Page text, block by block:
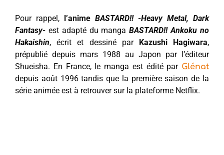
Pour rappel, l’anime BASTARD!! -Heavy Metal, Dark
Fantasy- est adapté du mangaBASTARD!! Ankoku no
Hakaishin, écrit et dessiné par Kazushi Hagiwara,
prépublié depuis mars 1988 au Japon par l’éditeur
Shueisha. En France, le manga est édité par Glénat
depuis août 1996 tandis que la première saison de la
série animée est à retrouver sur la plateforme Netflix.